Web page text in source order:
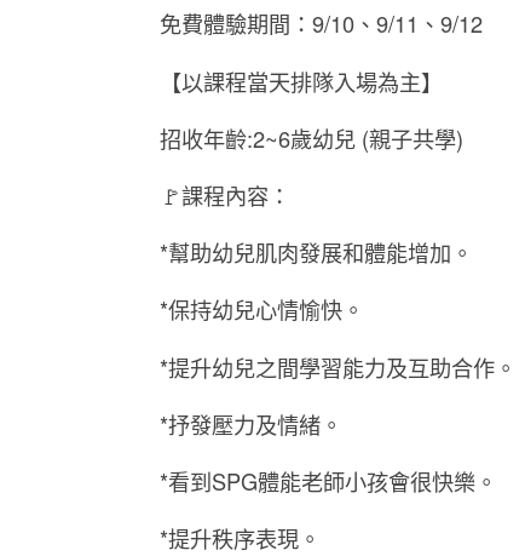
免費體驗期間：9/10、9/11、9/12
【以課程當天排隊入場為主】
招收年齡:2~6歲幼兒 (親子共學)
🚩課程內容：
*幫助幼兒肌肉發展和體能增加。
*保持幼兒心情愉快。
*提升幼兒之間學習能力及互助合作。
*抒發壓力及情緒。
*看到SPG體能老師小孩會很快樂。
*提升秩序表現。